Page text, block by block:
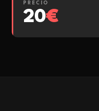
PRECIO
20€